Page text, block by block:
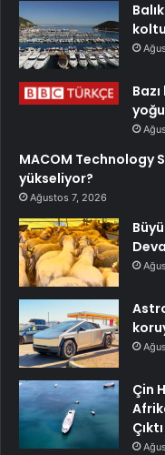
MACOM Technology
yükseliyor?
Ağustos 7, 2026
Çin
Çıktı